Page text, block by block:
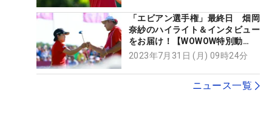
「エビアン選手権」最終日 畑岡
奈紗のハイライト＆インタビュー
をお届け！【WOWOW特別動
画】
2023年7月31日 (月) 09時24分
ニュース一覧